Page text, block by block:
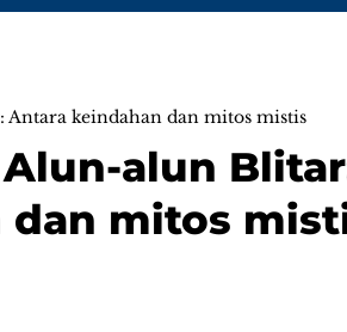
keindahan dan mitos mistis
alun
dan mitos